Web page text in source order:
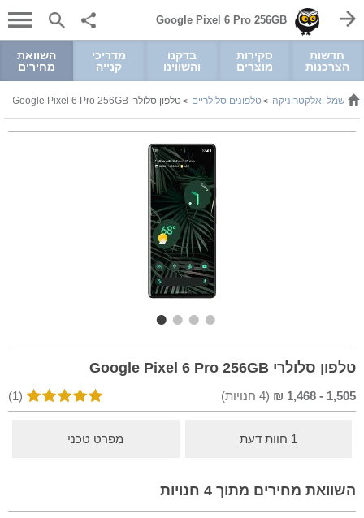
Google Pixel 6 Pro 256GB
חדשות
הצרכנות
סקירות
מוצרים
בדקנו
והשווינו
מדריכי
קנייה
השוואת
מחירים
> חשמל ואלקטרוניקה > טלפונים סלולריים >טלפון סלולרי Google Pixel 6 Pro 256GB
טלפון סלולרי Google Pixel 6 Pro 256GB
1,505
-
1,468
₪
(
4 חנויות) (1)
1 חוות דעת מפרט טכני
השוואת מחירים מתוך 4 חנויות